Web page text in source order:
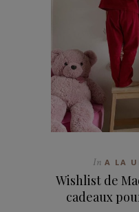
In A LA
Wishlist de
cadeaux